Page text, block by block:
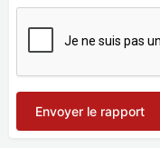
Envoyer le rapport